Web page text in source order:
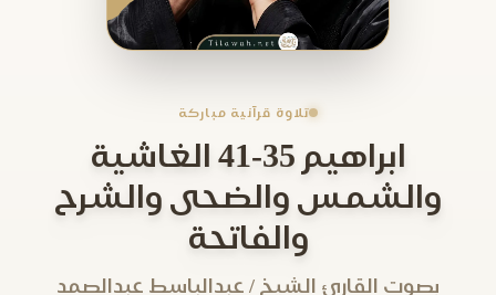
تلاوة قرآنية مباركة
ابراهيم 35-41 الغاشية
والشمس والضحى والشرح
والفاتحة
بصوت القارئ الشيخ / عبدالباسط عبدالصمد